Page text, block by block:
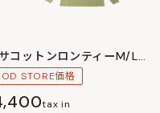
ウサコットンロンティーM/L/XL
STORE価格
tax in